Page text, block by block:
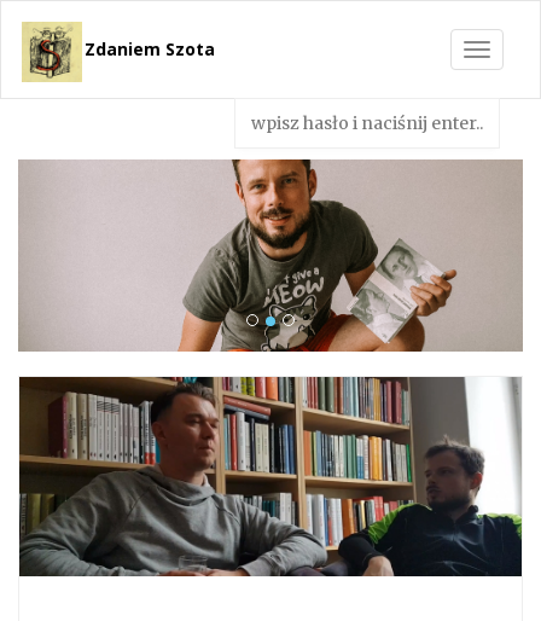
Toggle
Zdaniem Szota